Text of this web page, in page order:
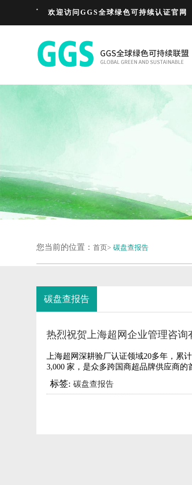
欢迎访问GGS全球绿色可持续认证官网
您当前的位置： 首页> 碳盘查报告
碳盘查报告
热烈祝贺上海超网企业管理咨询
上海超网深耕验厂认证领域20多年，累
3,000 家，是众多跨国商超品牌供应商
标签: 碳盘查报告